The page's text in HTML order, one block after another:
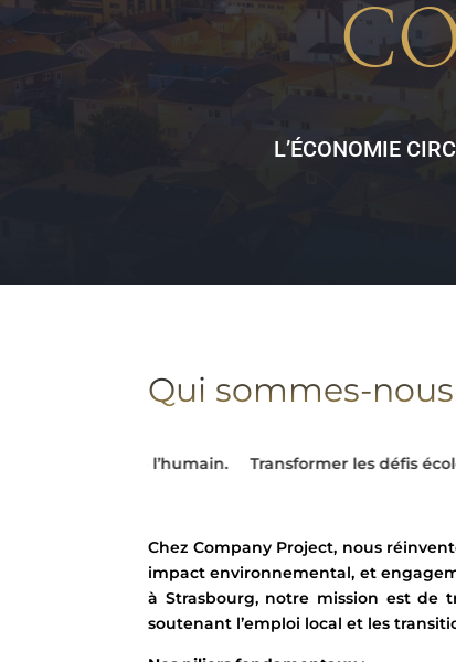
L’ÉCONOMIE
Qui sommes-
Transformer les défis écologiques en
Chez Company Project, nous
impact environnemental, et
à Strasbourg, notre mission est de
soutenant l’emploi local et les